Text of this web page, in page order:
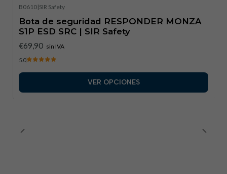
B0610|SIR Safety
Bota de seguridad RESPONDER MONZA
S1P ESD SRC | SIR Safety
€69,90 sin IVA
5.0
VER OPCIONES